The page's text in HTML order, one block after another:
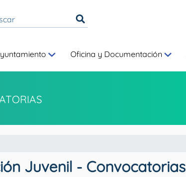
Oficina y Documentación
Juvenil - Convocatorias